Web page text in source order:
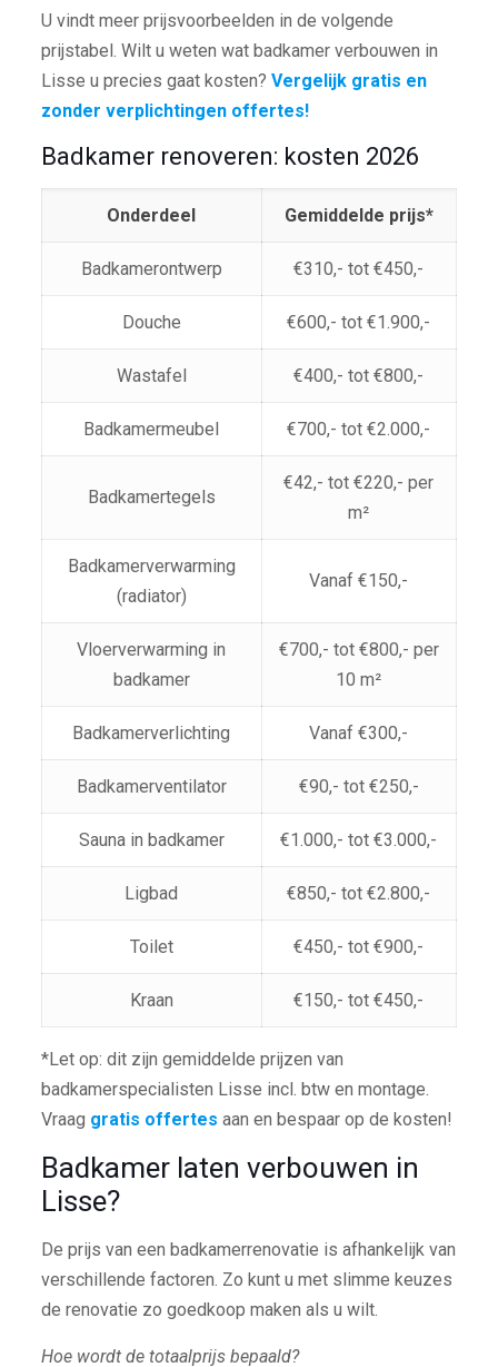
U vindt meer prijsvoorbeelden in de volgende
prijstabel. Wilt u weten wat badkamer verbouwen in
Lisse u precies gaat kosten? Vergelijk gratis en
zonder verplichtingen offertes!
Badkamer renoveren: kosten 2026
Onderdeel Gemiddelde prijs*
Badkamerontwerp €310,- tot €450,-
Douche €600,- tot €1.900,-
Wastafel €400,- tot €800,-
Badkamermeubel €700,- tot €2.000,-
Badkamertegels
€42,- tot €220,- per
m²
Badkamerverwarming
(radiator)
Vanaf €150,-
Vloerverwarming in
badkamer
€700,- tot €800,- per
10 m²
Badkamerverlichting Vanaf €300,-
Badkamerventilator €90,- tot €250,-
Sauna in badkamer €1.000,- tot €3.000,-
Ligbad €850,- tot €2.800,-
Toilet €450,- tot €900,-
Kraan €150,- tot €450,-
*Let op: dit zijn gemiddelde prijzen van
badkamerspecialisten Lisse incl. btw en montage.
Vraag gratis offertes aan en bespaar op de kosten!
Badkamer laten verbouwen in
Lisse?
De prijs van een badkamerrenovatie is afhankelijk van
verschillende factoren. Zo kunt u met slimme keuzes
de renovatie zo goedkoop maken als u wilt.
Hoe wordt de totaalprijs bepaald?